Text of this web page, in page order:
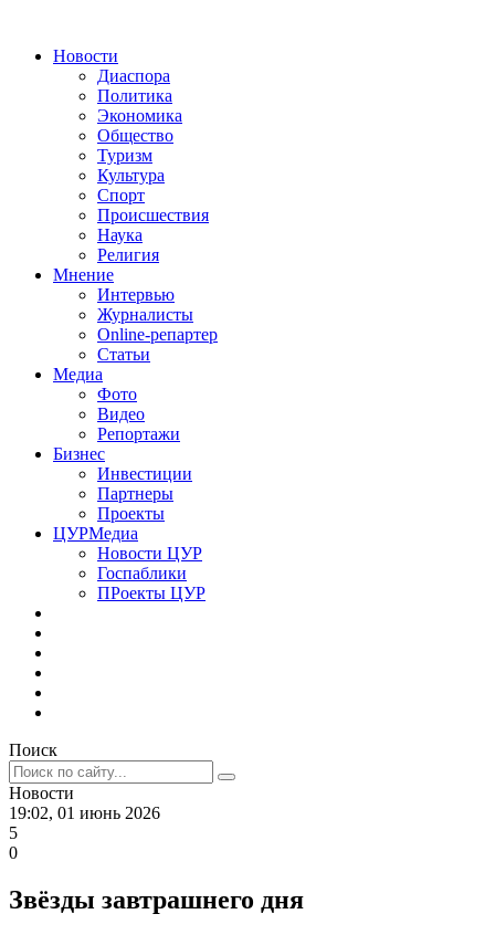
Новости
Диаспора
Политика
Экономика
Общество
Туризм
Культура
Спорт
Происшествия
Наука
Религия
Мнение
Интервью
Журналисты
Online-репартер
Статьи
Медиа
Фото
Видео
Репортажи
Бизнес
Инвестиции
Партнеры
Проекты
ЦУРМедиа
Новости ЦУР
Госпаблики
ПРоекты ЦУР
Поиск
Новости
19:02, 01 июнь 2026
5
0
Звёзды завтрашнего дня